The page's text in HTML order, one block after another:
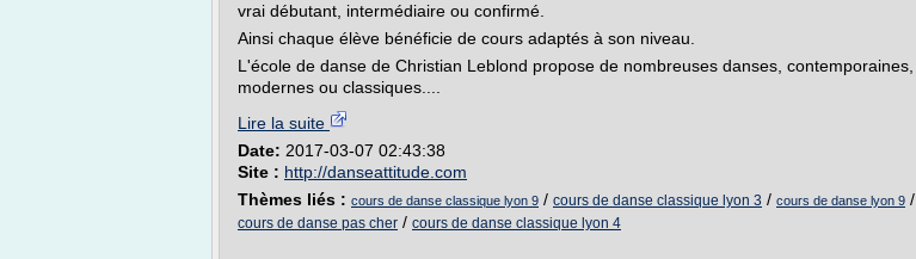
vrai débutant, intermédiaire ou confirmé.
Ainsi chaque élève bénéficie de cours adaptés à son niveau.
L'école de danse de Christian Leblond propose de nombreuses danses, contemporaines,
modernes ou classiques....
Lire la suite
Date: 2017-03-07 02:43:38
Site : http://danseattitude.com
Thèmes liés : cours de danse classique lyon 9 / cours de danse classique lyon 3 / cours de danse lyon 9 /
cours de danse pas cher / cours de danse classique lyon 4